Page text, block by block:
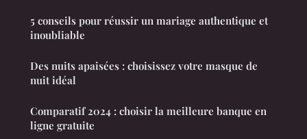
5 conseils pour réussir un mariage authentique et
inoubliable
Des nuits apaisées : choisissez votre masque de
nuit idéal
Comparatif 2024 : choisir la meilleure banque en
ligne gratuite